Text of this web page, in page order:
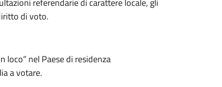
referendarie di carattere locale, gli
di voto.
nel Paese di residenza
a votare.